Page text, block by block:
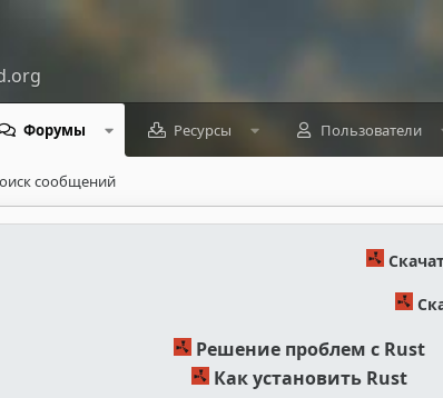
Форумы Ресурсы Пользователи
сообщений
Решение проблем с Rust
Как установить Rust